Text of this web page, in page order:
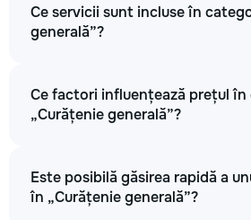
Ce servicii sunt incluse în
generală”?
Ce factori influențează prețul în
„Curățenie generală”?
Este posibilă găsirea rapidă a
în „Curățenie generală”?